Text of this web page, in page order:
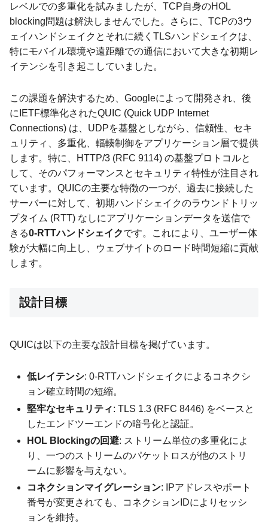
レベルでの多重化を試みましたが、TCP自身のHOL
blocking問題は解決しませんでした。さらに、TCPの3ウ
ェイハンドシェイクとそれに続くTLSハンドシェイクは、
特にモバイル環境や遠距離での通信において大きな初期レ
イテンシを引き起こしていました。
この課題を解決するため、Googleによって開発され、後
にIETF標準化されたQUIC (Quick UDP Internet
Connections) は、UDPを基盤としながら、信頼性、セキ
ュリティ、多重化、輻輳制御をアプリケーション層で提供
します。特に、HTTP/3 (RFC 9114) の基盤プロトコルと
して、そのパフォーマンスとセキュリティ特性が注目され
ています。QUICの主要な特徴の一つが、過去に接続した
サーバーに対して、初期ハンドシェイクのラウンドトリッ
プタイム (RTT) なしにアプリケーションデータを送信で
きる0-RTTハンドシェイクです。これにより、ユーザー体
験が大幅に向上し、ウェブサイトのロード時間短縮に貢献
します。
設計目標
QUICは以下の主要な設計目標を掲げています。
低レイテンシ: 0-RTTハンドシェイクによるコネクシ
ョン確立時間の短縮。
堅牢なセキュリティ: TLS 1.3 (RFC 8446) をベースと
したエンドツーエンドの暗号化と認証。
HOL Blockingの回避: ストリーム単位の多重化によ
り、一つのストリームのパケットロスが他のストリ
ームに影響を与えない。
コネクションマイグレーション: IPアドレスやポート
番号が変更されても、コネクションIDによりセッシ
ョンを維持。